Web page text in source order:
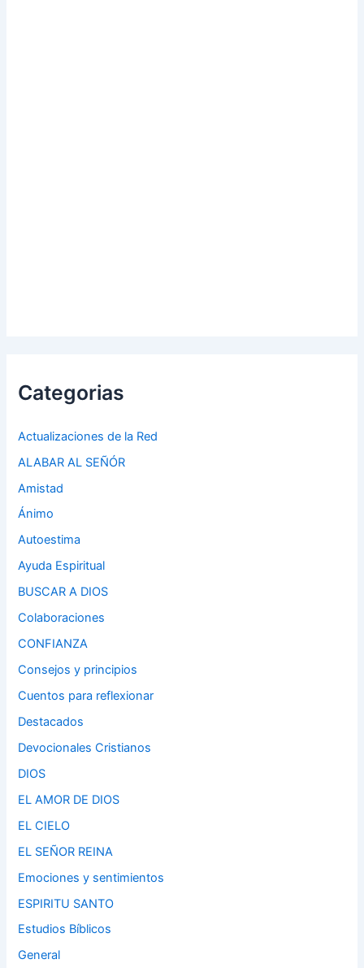
Categorias
Actualizaciones de la Red
ALABAR AL SEÑÓR
Amistad
Ánimo
Autoestima
Ayuda Espiritual
BUSCAR A DIOS
Colaboraciones
CONFIANZA
Consejos y principios
Cuentos para reflexionar
Destacados
Devocionales Cristianos
DIOS
EL AMOR DE DIOS
EL CIELO
EL SEÑOR REINA
Emociones y sentimientos
ESPIRITU SANTO
Estudios Bíblicos
General